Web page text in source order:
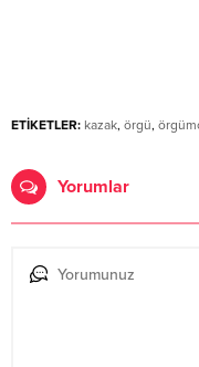
ETİKETLER: kazak, örgü,
Yorumlar